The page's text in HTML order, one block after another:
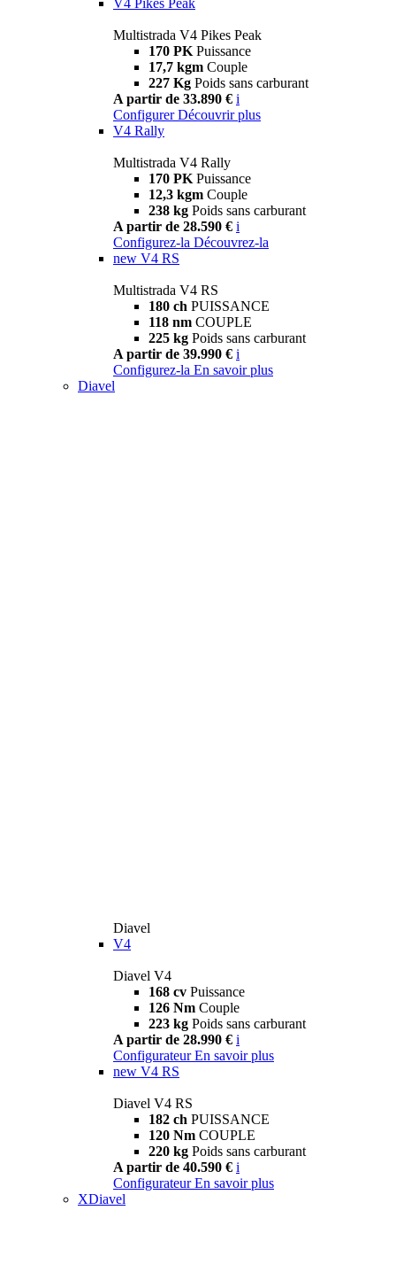
Multistrada V4 Pikes Peak
170 PK Puissance
17,7 kgm Couple
227 Kg Poids sans carburant
A partir de 33.890 € i
Configurer Découvrir plus
V4 Rally
Multistrada V4 Rally
170 PK Puissance
12,3 kgm Couple
238 kg Poids sans carburant
A partir de 28.590 € i
Configurez-la Découvrez-la
new V4 RS
Multistrada V4 RS
180 ch PUISSANCE
118 nm COUPLE
225 kg Poids sans carburant
A partir de 39.990 € i
Configurez-la En savoir plus
Diavel
Diavel
V4
Diavel V4
168 cv Puissance
126 Nm Couple
223 kg Poids sans carburant
A partir de 28.990 € i
Configurateur En savoir plus
new V4 RS
Diavel V4 RS
182 ch PUISSANCE
120 Nm COUPLE
220 kg Poids sans carburant
A partir de 40.590 € i
Configurateur En savoir plus
XDiavel